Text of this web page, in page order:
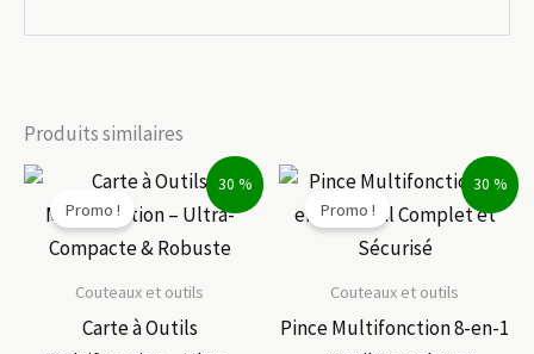
Produits similaires
30 %
Promo !
Couteaux et outils
Carte à Outils
30 %
Promo !
Couteaux et outils
Pince Multifonction 8-en-1